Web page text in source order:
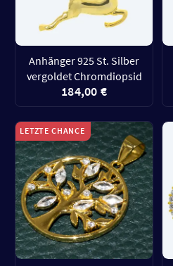
Anhänger 925 St. Silber
vergoldet Chromdiopsid
184,00 €
LETZTE CHANCE